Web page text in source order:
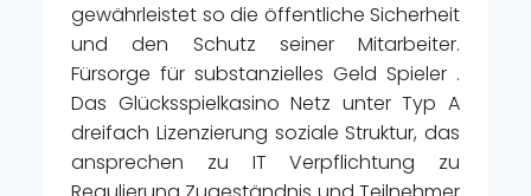
gewährleistet so die öffentliche Sicherheit
und den Schutz seiner Mitarbeiter.
Fürsorge für substanzielles Geld Spieler .
Das Glücksspielkasino Netz unter Typ A
dreifach Lizenzierung soziale Struktur, das
ansprechen zu IT Verpflichtung zu